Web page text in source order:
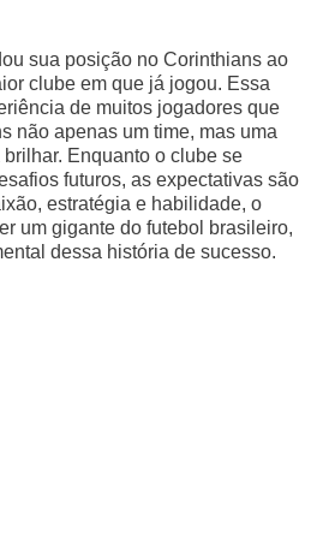
sua posição no Corinthians ao
clube em que já jogou. Essa
de muitos jogadores que
não apenas um time, mas uma
Enquanto o clube se
futuros, as expectativas são
estratégia e habilidade, o
um gigante do futebol brasileiro,
dessa história de sucesso.